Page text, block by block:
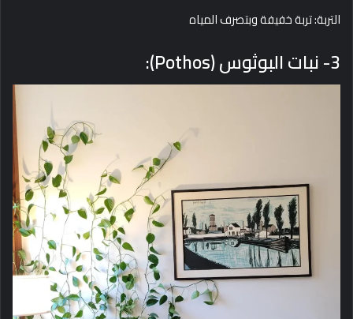
التربة: تربة خفيفة وبتصرف المياه
3- نبات البوثوس (Pothos):